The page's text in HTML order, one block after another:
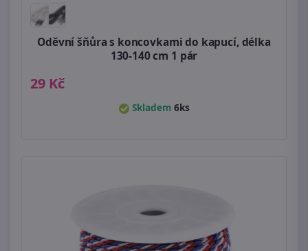
Oděvní šňůra s koncovkami do kapucí, délka
130-140 cm 1 pár
29 Kč
Skladem 6ks